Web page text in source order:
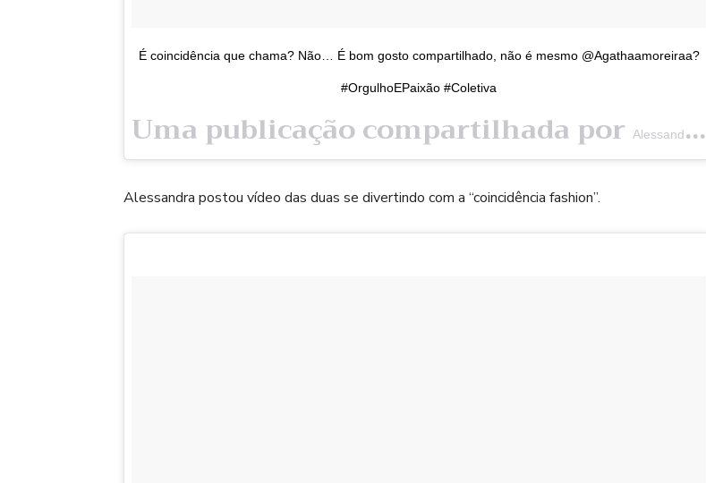
É coincidência que chama? Não… É bom gosto compartilhado, não é mesmo @Agathaamoreiraa?
#OrgulhoEPaixão #Coletiva
Uma publicação compartilhada por Alessandra Negrini
Alessandra postou vídeo das duas se divertindo com a “coincidência fashion”.